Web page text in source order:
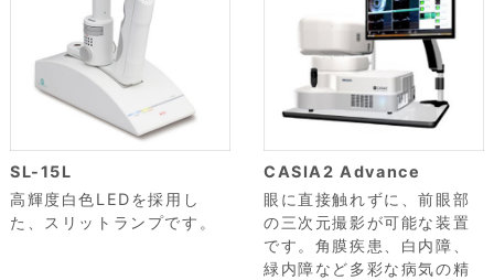
SL-15L
高輝度白色LEDを採用し
た、スリットランプです。
CASIA2 Advance
眼に直接触れずに、前眼部
の三次元撮影が可能な装置
です。角膜疾患、白内障、
緑内障など多彩な病気の精